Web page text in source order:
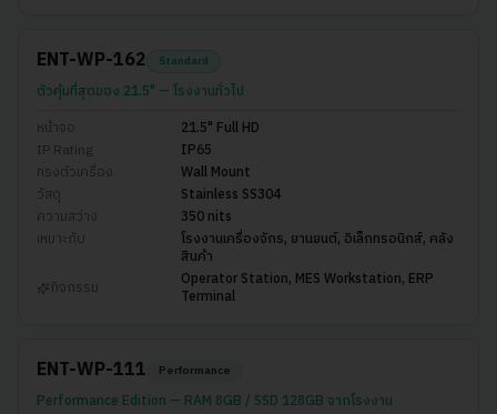
ENT-WP-162 Standard
ตัวคุ้มที่สุดของ 21.5" — โรงงานทั่วไป
หน้าจอ
21.5" Full HD
IP Rating
IP65
ทรงตัวเครื่อง
Wall Mount
วัสดุ
Stainless SS304
ความสว่าง
350 nits
เหมาะกับ
โรงงานเครื่องจักร, ยานยนต์, อิเล็กทรอนิกส์, คลัง
สินค้า
กิจกรรม
Operator Station, MES Workstation, ERP
Terminal
ENT-WP-111 Performance
Performance Edition — RAM 8GB / SSD 128GB จากโรงงาน